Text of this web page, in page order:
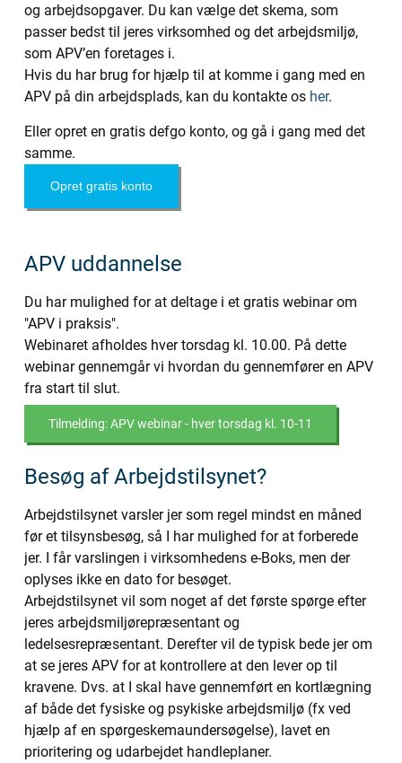
og arbejdsopgaver. Du kan vælge det skema, som
passer bedst til jeres virksomhed og det arbejdsmiljø,
som APV’en foretages i.
Hvis du har brug for hjælp til at komme i gang med en
APV på din arbejdsplads, kan du kontakte os her.
Eller opret en gratis defgo konto, og gå i gang med det
samme.
Opret gratis konto
APV uddannelse
Du har mulighed for at deltage i et gratis webinar om
"APV i praksis".
Webinaret afholdes hver torsdag kl. 10.00. På dette
webinar gennemgår vi hvordan du gennemfører en APV
fra start til slut.
Tilmelding: APV webinar - hver torsdag kl. 10-11
Besøg af Arbejdstilsynet?
Arbejdstilsynet varsler jer som regel mindst en måned
før et tilsynsbesøg, så I har mulighed for at forberede
jer. I får varslingen i virksomhedens e-Boks, men der
oplyses ikke en dato for besøget.
Arbejdstilsynet vil som noget af det første spørge efter
jeres arbejdsmiljørepræsentant og
ledelsesrepræsentant. Derefter vil de typisk bede jer om
at se jeres APV for at kontrollere at den lever op til
kravene. Dvs. at I skal have gennemført en kortlægning
af både det fysiske og psykiske arbejdsmiljø (fx ved
hjælp af en spørgeskemaundersøgelse), lavet en
prioritering og udarbejdet handleplaner.